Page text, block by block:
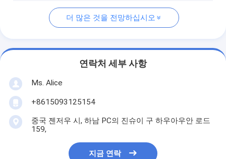
더 많은 것을 전망하십시오
연락처 세부 사항
Ms. Alice
+8615093125154
중국 젠저우 시, 하남 PC의 진슈이 구 하우아우안 로드
159,
지금 연락